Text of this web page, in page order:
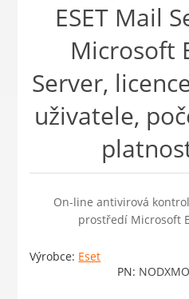
ESET Mail
Microsoft
Server,
uživatele,
On-line antivirová
prostředí Microsoft
Výrobce: Eset
PN: